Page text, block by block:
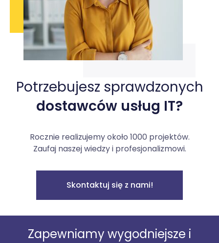
Potrzebujesz sprawdzonych
dostawców usług IT?
Rocznie realizujemy około 1000 projektów.
Zaufaj naszej wiedzy i profesjonalizmowi.
Skontaktuj się z nami!
Zapewniamy wygodniejsze i